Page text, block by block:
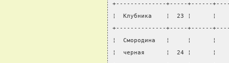
+--------------+-----+------
¦  Клубника    ¦  23 ¦
+--------------+-----+------
¦  Смородина   ¦     ¦
¦  черная      ¦  24 ¦